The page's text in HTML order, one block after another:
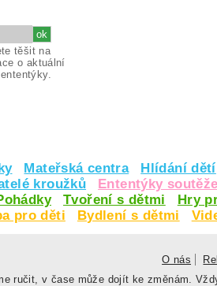
těšit na
o aktuální
Mateřská centra Hlídání dětí
kroužků Ententýky soutěže
Tvoření s dětmi Hry
pro děti Bydlení s dětmi
O nás
ručit, v čase může dojít ke změnám.